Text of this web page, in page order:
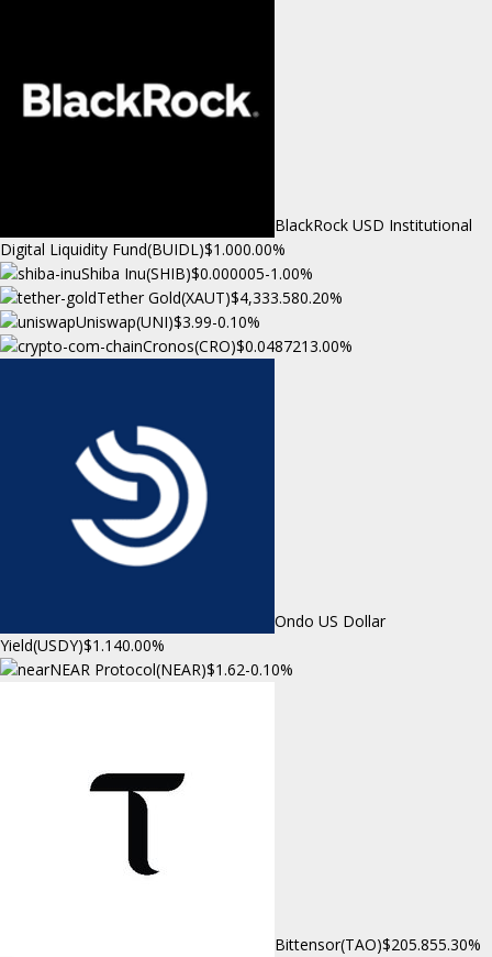
BlackRock USD Institutional
Digital Liquidity Fund(BUIDL)$1.000.00%
Shiba Inu(SHIB)$0.000005-1.00%
Tether Gold(XAUT)$4,333.580.20%
Uniswap(UNI)$3.99-0.10%
Cronos(CRO)$0.0487213.00%
Ondo US Dollar
Yield(USDY)$1.140.00%
NEAR Protocol(NEAR)$1.62-0.10%
Bittensor(TAO)$205.855.30%